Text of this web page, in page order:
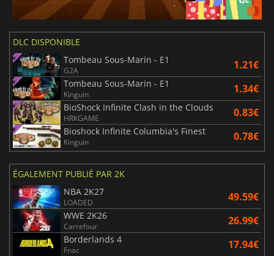
DLC DISPONIBLE
Tombeau Sous-Marin - E1
G2A 1.21€
Tombeau Sous-Marin - E1
Kinguin 1.34€
BioShock Infinite Clash in the Clouds
HRKGAME 0.83€
Bioshock Infinite Columbia's Finest
Kinguin 0.78€
ÉGALEMENT PUBLIÉ PAR 2K
NBA 2K27
LOADED 49.59€
WWE 2K26
Carrefour 26.99€
Borderlands 4
Fnac 17.94€